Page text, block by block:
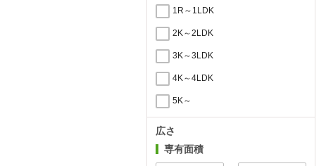
1R～1LDK
2K～2LDK
3K～3LDK
4K～4LDK
5K～
広さ
専有面積